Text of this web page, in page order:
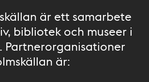
är ett samarbete
bibliotek och museer i
Partnerorganisationer
är: